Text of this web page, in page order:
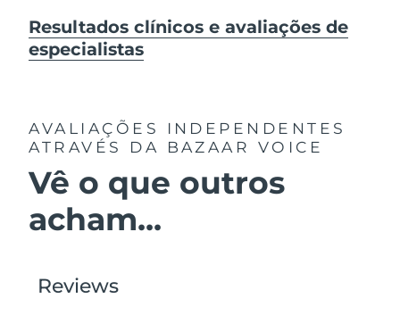
Resultados clínicos e avaliações de
especialistas
AVALIAÇÕES INDEPENDENTES
ATRAVÉS DA BAZAAR VOICE
Vê o que outros
acham...